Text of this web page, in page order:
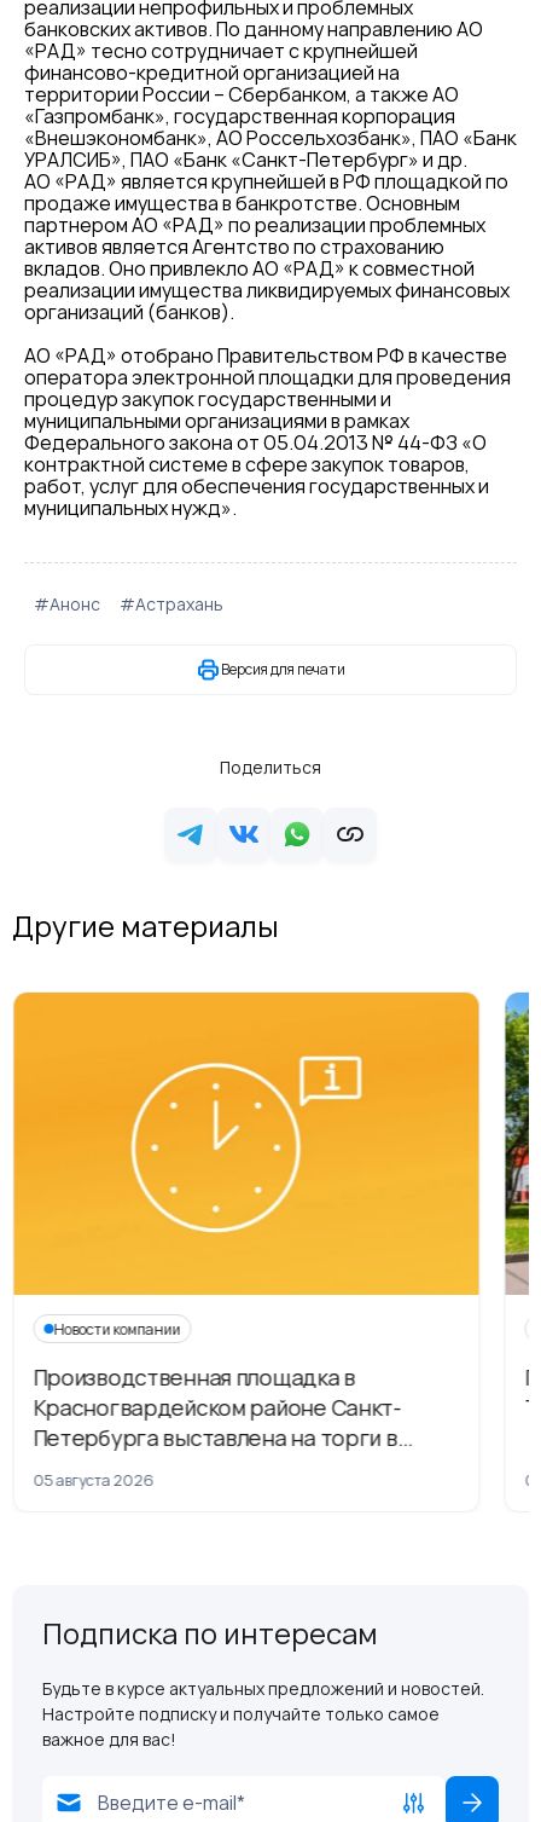
реализации непрофильных и проблемных
банковских активов. По данному направлению АО
«РАД» тесно сотрудничает с крупнейшей
финансово-кредитной организацией на
территории России – Сбербанком, а также АО
«Газпромбанк», государственная корпорация
«Внешэкономбанк», АО Россельхозбанк», ПАО «Банк
УРАЛСИБ», ПАО «Банк «Санкт-Петербург» и др.
АО «РАД» является крупнейшей в РФ площадкой по
продаже имущества в банкротстве. Основным
партнером АО «РАД» по реализации проблемных
активов является Агентство по страхованию
вкладов. Оно привлекло АО «РАД» к совместной
реализации имущества ликвидируемых финансовых
организаций (банков).
АО «РАД» отобрано Правительством РФ в качестве
оператора электронной площадки для проведения
процедур закупок государственными и
муниципальными организациями в рамках
Федерального закона от 05.04.2013 № 44-ФЗ «О
контрактной системе в сфере закупок товаров,
работ, услуг для обеспечения государственных и
муниципальных нужд».
#Анонс #Астрахань
Версия для печати
Поделиться
Другие материалы
Новости компании
Производственная площадка в
Красногвардейском районе Санкт-
Петербурга выставлена на торги в
рамках приватизации
05 августа 2026
Подписка по интересам
Будьте в курсе актуальных предложений и новостей.
Настройте подписку и получайте только самое
важное для вас!